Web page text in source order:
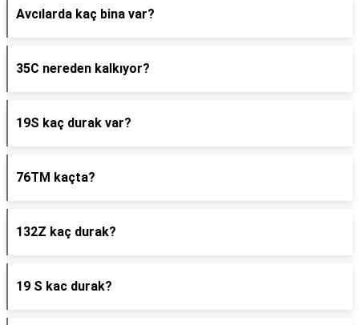
Avcılarda kaç bina var?
35C nereden kalkıyor?
19S kaç durak var?
76TM kaçta?
132Z kaç durak?
19 S kac durak?